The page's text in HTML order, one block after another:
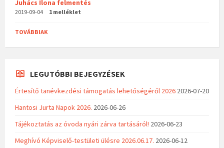
Juhács Ilona felmentés
2019-09-04 1 melléklet
TOVÁBBIAK
LEGUTÓBBI BEJEGYZÉSEK
Értesítő tanévkezdési támogatás lehetőségéről 2026 2026-07-20
Hantosi Jurta Napok 2026. 2026-06-26
Tájékoztatás az óvoda nyári zárva tartásáról! 2026-06-23
Meghívó Képviselő-testületi ülésre 2026.06.17. 2026-06-12